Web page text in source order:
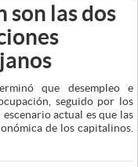
son las dos
que desempleo e
seguido por los
actual es que las
de los capitalinos.